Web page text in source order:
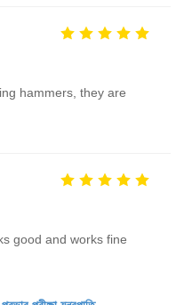
hammers, they are
good and works fine